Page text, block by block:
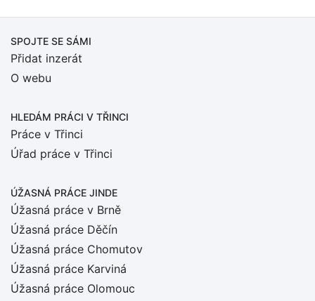
SPOJTE SE SÁMI
Přidat inzerát
O webu
HLEDÁM PRÁCI V TŘINCI
Práce v Třinci
Úřad práce v Třinci
ÚŽASNÁ PRÁCE JINDE
Úžasná práce v Brně
Úžasná práce Děčín
Úžasná práce Chomutov
Úžasná práce Karviná
Úžasná práce Olomouc